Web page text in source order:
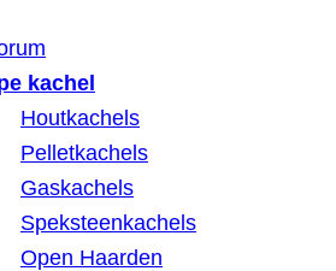
kachel
Houtkachels
Pelletkachels
Gaskachels
Speksteenkachels
Open Haarden